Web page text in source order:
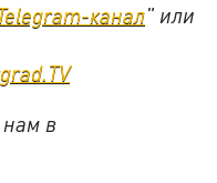
канал" или
нам в